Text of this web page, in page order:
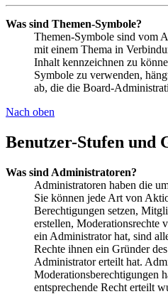
Was sind Themen-Symbole?
Themen-Symbole sind vom
mit einem Thema in
Inhalt kennzeichnen zu
Symbole zu verwenden,
ab, die die Board-
Nach oben
Benutzer-Stufen und
Was sind Administratoren?
Administratoren haben die
Sie können jede Art von
Berechtigungen setzen,
erstellen, Moderationsrechte
ein Administrator hat, sind
Rechte ihnen ein Gründer
Administrator erteilt hat.
Moderationsberechtigungen
entsprechende Recht erteilt